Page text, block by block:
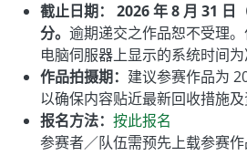
截止日期： 2026 年 8 月 31 日
分。 逾期递交之作品恕不受理
电脑伺服器上显示的系统时间为
作品拍摄期： 建议参赛作品为
以确保内容贴近最新回收措施及
报名方法： 按此报名
参赛者／队伍需预先上载参赛